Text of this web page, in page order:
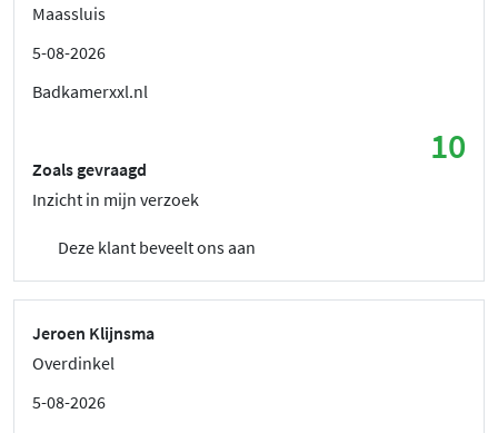
Maassluis
5-08-2026
Badkamerxxl.nl
10
Zoals gevraagd
Inzicht in mijn verzoek
Deze klant beveelt ons aan
Jeroen Klijnsma
Overdinkel
5-08-2026